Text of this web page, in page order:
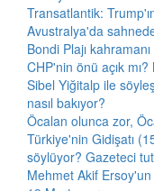
Transatlantik:
Avustralya'da
Bondi Plajı
CHP'nin önü açık
Sibel Yiğitalp ile
nasıl bakıyor?
Öcalan olunca zor,
Türkiye'nin Gidişatı
söylüyor? Gazeteci
Mehmet Akif Ersoy'un